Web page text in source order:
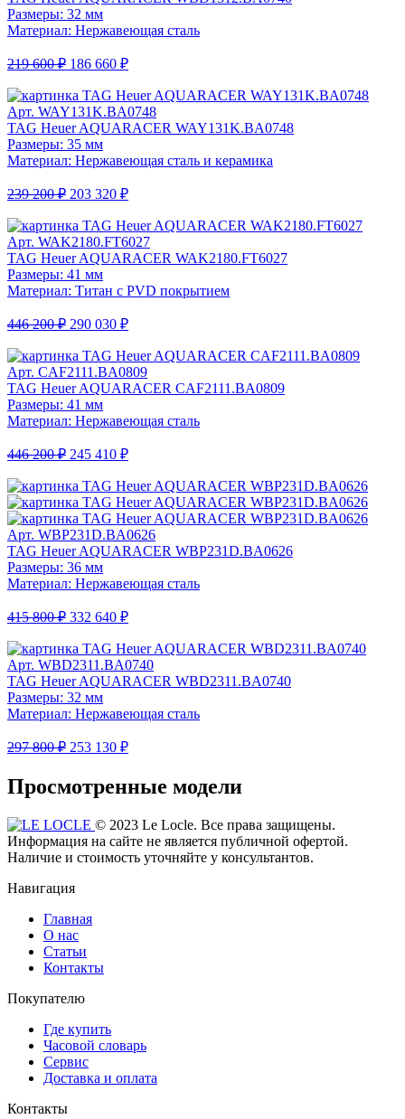
Размеры: 32 мм
Материал: Нержавеющая сталь
219 600 ₽ 186 660 ₽
Арт. WAY131K.BA0748
TAG Heuer AQUARACER WAY131K.BA0748
Размеры: 35 мм
Материал: Нержавеющая сталь и керамика
239 200 ₽ 203 320 ₽
Арт. WAK2180.FT6027
TAG Heuer AQUARACER WAK2180.FT6027
Размеры: 41 мм
Материал: Титан с PVD покрытием
446 200 ₽ 290 030 ₽
Арт. CAF2111.BA0809
TAG Heuer AQUARACER CAF2111.BA0809
Размеры: 41 мм
Материал: Нержавеющая сталь
446 200 ₽ 245 410 ₽
Арт. WBP231D.BA0626
TAG Heuer AQUARACER WBP231D.BA0626
Размеры: 36 мм
Материал: Нержавеющая сталь
415 800 ₽ 332 640 ₽
Арт. WBD2311.BA0740
TAG Heuer AQUARACER WBD2311.BA0740
Размеры: 32 мм
Материал: Нержавеющая сталь
297 800 ₽ 253 130 ₽
Просмотренные модели
© 2023 Le Locle. Все права защищены.
Информация на сайте не является публичной офертой.
Наличие и стоимость уточняйте у консультантов.
Навигация
Главная
О нас
Статьи
Контакты
Покупателю
Где купить
Часовой словарь
Сервис
Доставка и оплата
Контакты